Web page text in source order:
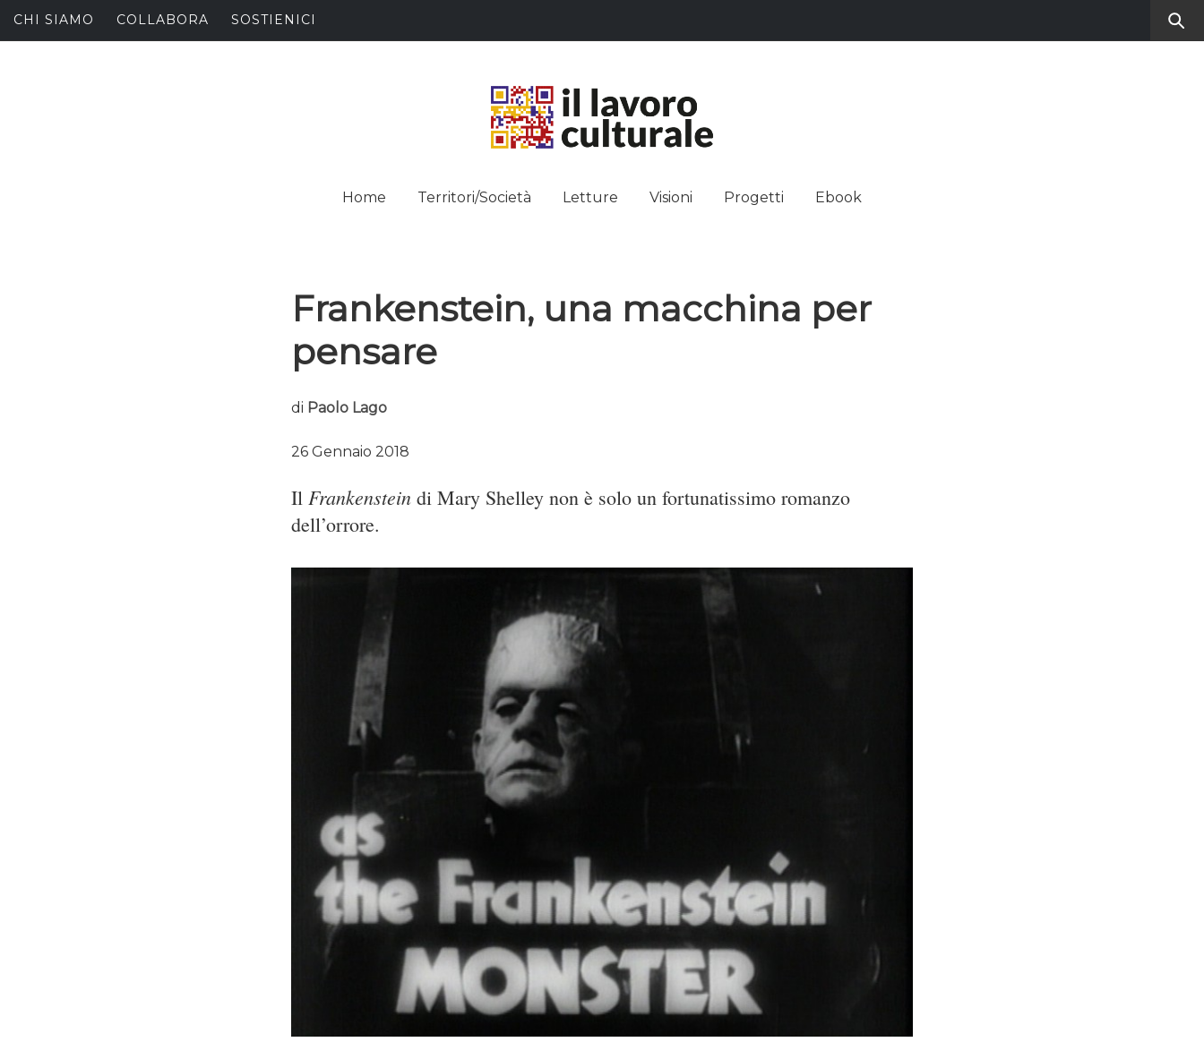
Skip
to
CHI SIAMO COLLABORA SOSTIENICI
IL LAVORO
CULTURALE
Home
Territori/Società Letture Visioni Progetti Ebook
Frankenstein, una macchina per
pensare
di Paolo Lago
26 Gennaio 2018
Il Frankensteindi Mary Shelley non è solo un fortunatissimo romanzo
dell’orrore.